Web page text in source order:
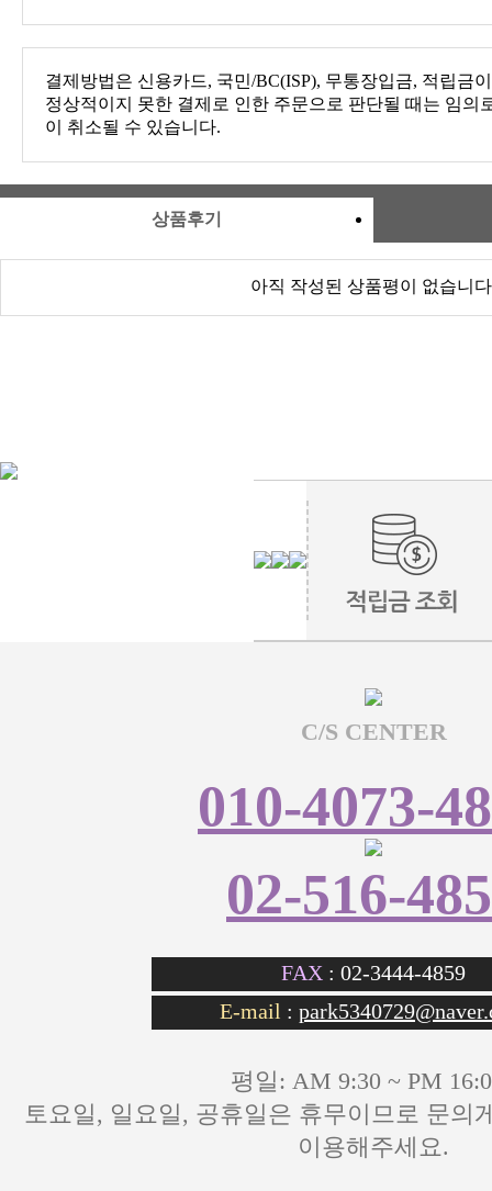
결제방법은 신용카드, 국민/BC(ISP), 무통장입금, 적립금
이 취소될 수 있습니다.
상품후기
아직 작성된 상품평이 없습니
C/S CENTER
010-4073-
02-516-
FAX : 02-3444-4859
E-mail :
평일: AM 9:30 ~ PM
이용해주세요.